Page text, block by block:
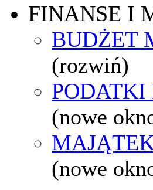
FINANSE I
BUDŻET
(rozwiń)
(nowe
(nowe